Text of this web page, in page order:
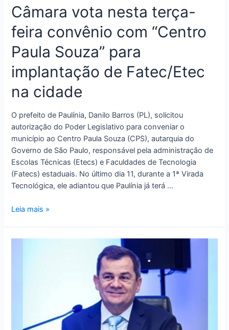
Câmara vota nesta terça-
feira convênio com “Centro
Paula Souza” para
implantação de Fatec/Etec
na cidade
O prefeito de Paulínia, Danilo Barros (PL), solicitou
autorização do Poder Legislativo para conveniar o
município ao Centro Paula Souza (CPS), autarquia do
Governo de São Paulo, responsável pela administração de
Escolas Técnicas (Etecs) e Faculdades de Tecnologia
(Fatecs) estaduais. No último dia 11, durante a 1ª Virada
Tecnológica, ele adiantou que Paulínia já terá …
Leia mais »